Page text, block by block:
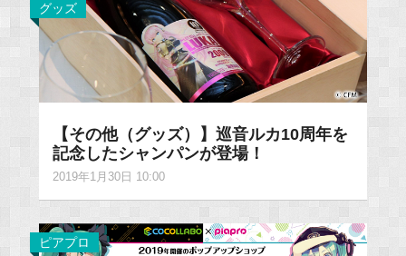
グッズ
【その他（グッズ）】巡音ルカ10周年を
記念したシャンパンが登場！
2019年1月30日 10:00
ピアプロ